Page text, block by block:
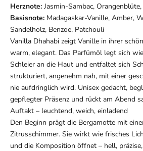
Herznote: Jasmin-Sambac,
Basisnote: Madagaskar-Vanille, Amber,
Sandelholz, Benzoe, Patchouli
Vanilla Dhahabi zeigt Vanille in ihrer
warm, elegant. Das Parfümöl legt sich
Schleier an die Haut und entfaltet sich
strukturiert, angenehm nah, mit einer
nie aufdringlich wird. Unisex gedacht,
gepflegter Präsenz und rückt am Abend
Auftakt – leuchtend, weich, einladend
Den Beginn prägt die Bergamotte mit
Zitrusschimmer. Sie wirkt wie frisches
und die Komposition öffnet – hell,